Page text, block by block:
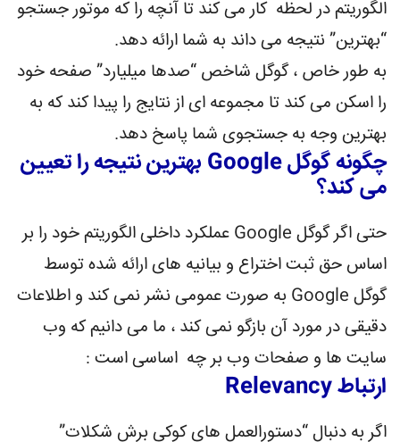
الگوریتم در لحظه کار می کند تا آنچه را که موتور جستجو
“بهترین” نتیجه می داند به شما ارائه دهد.
به طور خاص ، گوگل شاخص “صدها میلیارد” صفحه خود
را اسکن می کند تا مجموعه ای از نتایج را پیدا کند که به
بهترین وجه به جستجوی شما پاسخ دهد.
چگونه گوگل Google بهترین نتیجه را تعیین
می کند؟
حتی اگر گوگل Google عملکرد داخلی الگوریتم خود را بر
اساس حق ثبت اختراع و بیانیه های ارائه شده توسط
گوگل Google به صورت عمومی نشر نمی کند و اطلاعات
دقیقی در مورد آن بازگو نمی کند ، ما می دانیم که وب
سایت ها و صفحات وب بر چه اساسی است :
ارتباط Relevancy
اگر به دنبال “دستورالعمل های کوکی برش شکلات”